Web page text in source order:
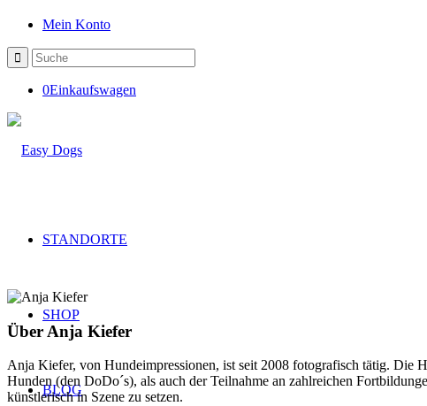
Mein Konto
0Einkaufswagen
STANDORTE
SHOP
BLOG
Über Anja Kiefer
Anja Kiefer, von Hundeimpressionen, ist seit 2008 fotografisch tätig. Die
Hunden (den DoDo´s), als auch der Teilnahme an zahlreichen
künstlerisch in Szene zu setzen.